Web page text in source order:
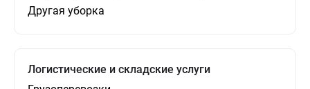
Другая уборка
Логистические и складские услуги